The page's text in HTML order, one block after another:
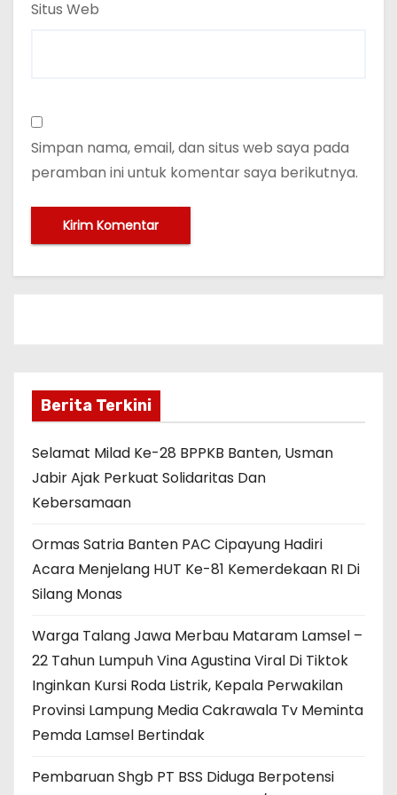
Situs Web
Simpan nama, email, dan situs web saya pada
peramban ini untuk komentar saya berikutnya.
Berita Terkini
Selamat Milad Ke-28 BPPKB Banten, Usman
Jabir Ajak Perkuat Solidaritas Dan
Kebersamaan
Ormas Satria Banten PAC Cipayung Hadiri
Acara Menjelang HUT Ke-81 Kemerdekaan RI Di
Silang Monas
Warga Talang Jawa Merbau Mataram Lamsel –
22 Tahun Lumpuh Vina Agustina Viral Di Tiktok
Inginkan Kursi Roda Listrik, Kepala Perwakilan
Provinsi Lampung Media Cakrawala Tv Meminta
Pemda Lamsel Bertindak
Pembaruan Shgb PT BSS Diduga Berpotensi